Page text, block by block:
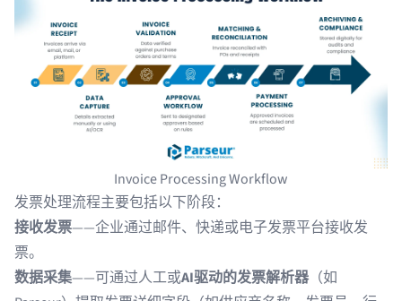
Invoice Processing Workflow
发票处理流程主要包括以下阶段：
接收发票——企业通过邮件、快递或电子发票平台接收发
票。
数据采集——可通过人工或AI驱动的发票解析器（如